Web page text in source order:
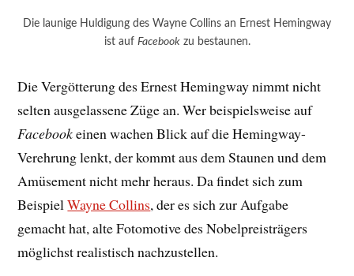
Die launige Huldigung des Wayne Collins an Ernest Hemingway
ist auf Facebookzu bestaunen.
Die Vergötterung des Ernest Hemingway nimmt nicht
selten ausgelassene Züge an. Wer beispielsweise auf
Facebookeinen wachen Blick auf die Hemingway-
Verehrung lenkt, der kommt aus dem Staunen und dem
Amüsement nicht mehr heraus. Da findet sich zum
BeispielWayne Collins, der es sich zur Aufgabe
gemacht hat, alte Fotomotive des Nobelpreisträgers
möglichst realistisch nachzustellen.